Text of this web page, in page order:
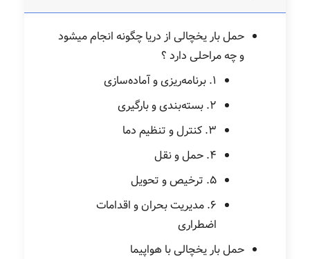
حمل بار یخچالی از دریا چگونه انجام میشود
و چه مراحلی دارد ؟
1. برنامه‌ریزی و آماده‌سازی
2. بسته‌بندی و بارگیری
3. کنترل و تنظیم دما
4. حمل و نقل
5. ترخیص و تحویل
6. مدیریت بحران و اقدامات
اضطراری
حمل بار یخچالی با هواپیما